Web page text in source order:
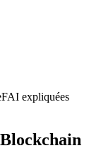
expliquées